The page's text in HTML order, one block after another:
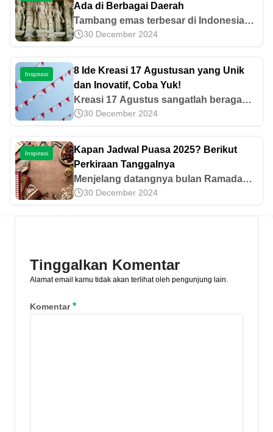
Ada di Berbagai Daerah
Tambang emas terbesar di Indonesia
tersebar di berbagai wilayah, utamanya
di Papua, Nusa Tenggara Barat,
Sumatera, dan Sulawesi.
30 December 2024
Inspirasi
8 Ide Kreasi 17 Agustusan yang Unik
dan Inovatif, Coba Yuk!
Kreasi 17 Agustus sangatlah beragam
dan bisa dijadikan untuk dekorasi di
kampung ataupun panggung.
Dapatkan inspirasinya dari contoh-
contoh di artikel ini!
30 December 2024
Inspirasi
Kapan Jadwal Puasa 2025? Berikut
Perkiraan Tanggalnya
Menjelang datangnya bulan Ramadan,
banyak orang mulai mencari tahu
kapan jadwal puasa 2025. Yuk, simak
30 December 2024
Tinggalkan Komentar
Alamat email kamu tidak akan terlihat oleh pengunjung lain.
Komentar*